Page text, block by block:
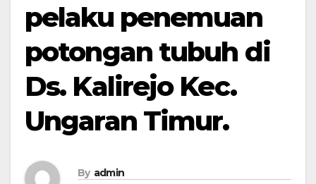
pelaku penemuan
potongan tubuh di
Ds. Kalirejo Kec.
Ungaran Timur.
By admin